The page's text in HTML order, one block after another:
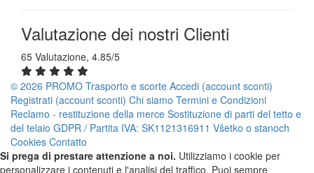
Valutazione dei nostri Clienti
65 Valutazione, 4.85/5
© 2026 PROMO Trasporto e scorte Accedi (account sconti)
Registrati (account sconti) Chi siamo Termini e Condizioni
Reclamo - restituzione della merce Sostituzione di parti del tetto e
del telaio GDPR / Partita IVA: SK1121316911 Všetko o stanoch
Cookies Contatto
Si prega di prestare attenzione a noi. Utilizziamo i cookie per
personalizzare i contenuti e l'analisi del traffico. Puoi sempre